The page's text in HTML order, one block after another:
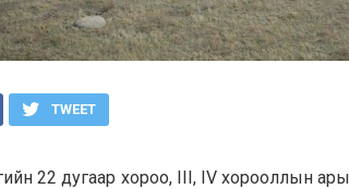
TWEET
22 дугаар хороо, III, IV хорооллын